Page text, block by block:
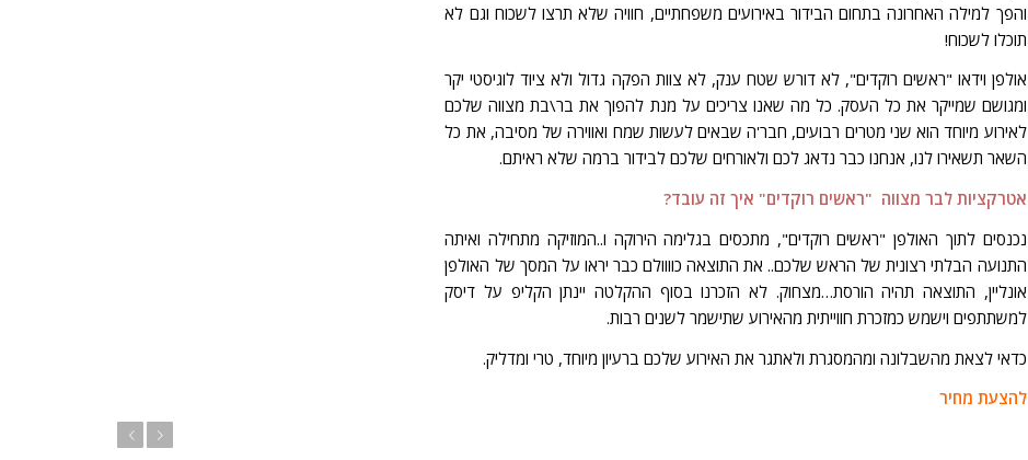
והפך למילה האחרונה בתחום הבידור באירועים משפחתיים, חוויה שלא תרצו לשכוח וגם לא
תוכלו לשכוח!
אולפן וידאו "ראשים רוקדים", לא דורש שטח ענק, לא צוות הפקה גדול ולא ציוד לוגיסטי יקר
ומגושם שמייקר את כל העסק. כל מה שאנו צריכים על מנת להפוך את בר\בת מצווה שלכם
לאירוע מיוחד הוא שני מטרים רבועים, חבר'ה שבאים לעשות שמח ואווירה של מסיבה, את כל
השאר תשאירו לנו, אנחנו כבר נדאג לכם ולאורחים שלכם לבידור ברמה שלא ראיתם.
אטרקציות לבר מצווה "ראשים רוקדים" איך זה עובד?
נכנסים לתוך האולפן "ראשים רוקדים", מתכסים בגלימה הירוקה ו..המוזיקה מתחילה ואיתה
התנועה הבלתי רצונית של הראש שלכם.. את התוצאה כוווולם כבר יראו על המסך של האולפן
אונליין, התוצאה תהיה הורסת…מצחוק. לא הזכרנו בסוף ההקלטה יינתן הקליפ על דיסק
למשתתפים וישמש כמזכרת חווייתית מהאירוע שתישמר לשנים רבות.
כדאי לצאת מהשבלונה ומהמסגרת ולאתגר את האירוע שלכם ברעיון מיוחד, טרי ומדליק.
להצעת מחיר